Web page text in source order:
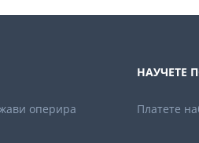
оперира
НАУЧЕТЕ
Платете